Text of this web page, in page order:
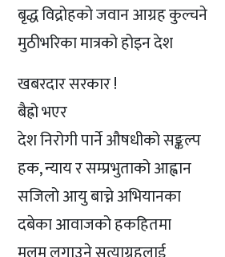
बृद्ध विद्रोहको जवान आग्रह कुल्चने
मुठीभरिका मात्रको होइन देश
खबरदार सरकार !
बैह्रो भएर
देश निरोगी पार्ने औषधीको सङ्कल्प
हक, न्याय र सम्प्रभुताको आह्वान
सजिलो आयु बाच्ने अभियानका
दबेका आवाजको हकहितमा